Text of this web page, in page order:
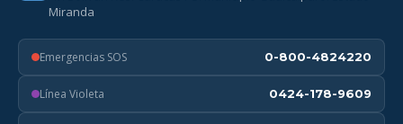
Miranda
Emergencias SOS 0-800-4824220
Línea Violeta 0424-178-9609